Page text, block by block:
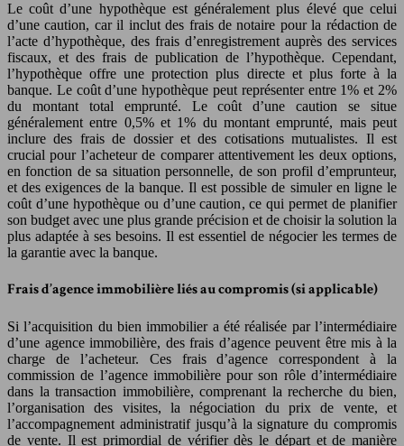
Le coût d’une hypothèque est généralement plus élevé que celui
d’une caution, car il inclut des frais de notaire pour la rédaction de
l’acte d’hypothèque, des frais d’enregistrement auprès des services
fiscaux, et des frais de publication de l’hypothèque. Cependant,
l’hypothèque offre une protection plus directe et plus forte à la
banque. Le coût d’une hypothèque peut représenter entre 1% et 2%
du montant total emprunté. Le coût d’une caution se situe
généralement entre 0,5% et 1% du montant emprunté, mais peut
inclure des frais de dossier et des cotisations mutualistes. Il est
crucial pour l’acheteur de comparer attentivement les deux options,
en fonction de sa situation personnelle, de son profil d’emprunteur,
et des exigences de la banque. Il est possible de simuler en ligne le
coût d’une hypothèque ou d’une caution, ce qui permet de planifier
son budget avec une plus grande précision et de choisir la solution la
plus adaptée à ses besoins. Il est essentiel de négocier les termes de
la garantie avec la banque.
Frais d’agence immobilière liés au compromis (si applicable)
Si l’acquisition du bien immobilier a été réalisée par l’intermédiaire
d’une agence immobilière, des frais d’agence peuvent être mis à la
charge de l’acheteur. Ces frais d’agence correspondent à la
commission de l’agence immobilière pour son rôle d’intermédiaire
dans la transaction immobilière, comprenant la recherche du bien,
l’organisation des visites, la négociation du prix de vente, et
l’accompagnement administratif jusqu’à la signature du compromis
de vente. Il est primordial de vérifier dès le départ et de manière